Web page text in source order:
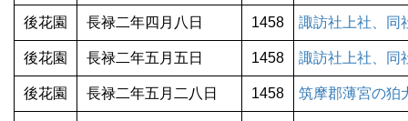
後花園 長禄二年四月八日 1458 諏訪社上社、同
後花園 長禄二年五月五日 1458 諏訪社上社、同
後花園 長禄二年五月二八日 1458 筑摩郡薄宮の狛